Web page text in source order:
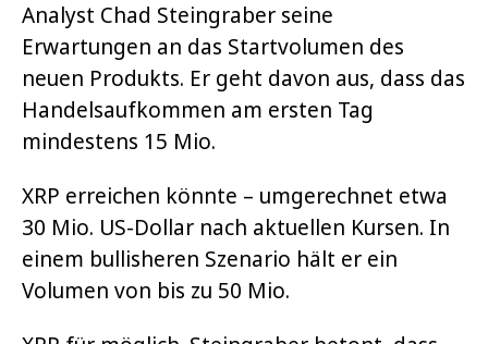
Analyst Chad Steingraber seine
Erwartungen an das Startvolumen des
neuen Produkts. Er geht davon aus, dass das
Handelsaufkommen am ersten Tag
mindestens 15 Mio.
XRP erreichen könnte – umgerechnet etwa
30 Mio. US-Dollar nach aktuellen Kursen. In
einem bullisheren Szenario hält er ein
Volumen von bis zu 50 Mio.